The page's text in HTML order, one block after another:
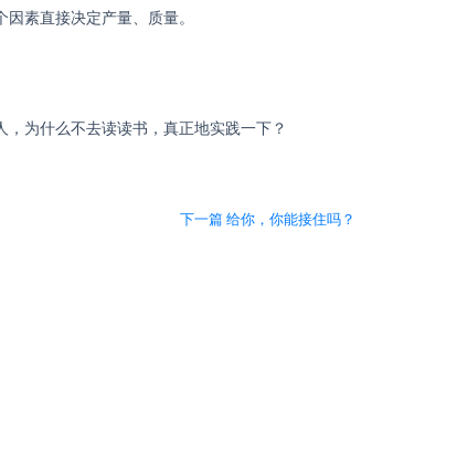
素直接决定产量、质量。
为什么不去读读书，真正地实践一下？
下一篇 给你，你能接住吗？